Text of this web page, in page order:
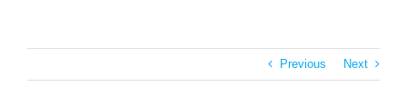
Previous Next